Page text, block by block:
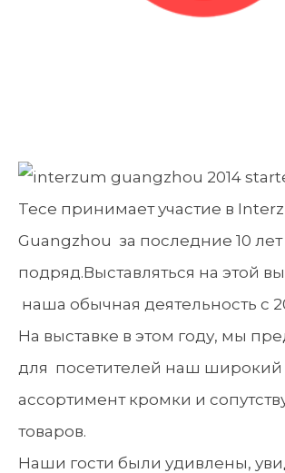
Tece принимает участие в
Guangzhou за последние 10 лет
подряд.Выставляться на этой
наша обычная деятельность с
На выставке в этом году, мы
для посетителей наш широкий
ассортимент кромки и
товаров.
Наши гости были удивлены,